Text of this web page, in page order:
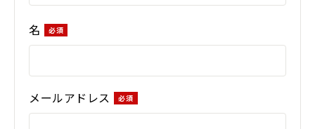
名
メールアドレス